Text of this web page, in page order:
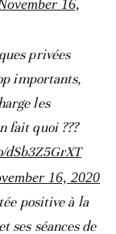
16,
privées
importants,
les
fait quoi ???
dSb3Z5GrXT
16, 2020
positive à la
ses séances de